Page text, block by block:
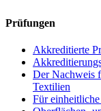
Prüfungen
Akkreditierte
Der Nachweis
Textilien
Für